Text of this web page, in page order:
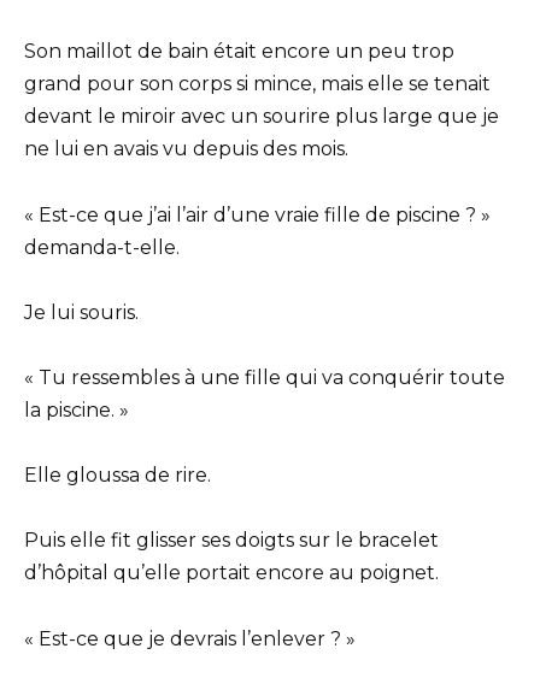
Son maillot de bain était encore un peu trop
grand pour son corps si mince, mais elle se tenait
devant le miroir avec un sourire plus large que je
ne lui en avais vu depuis des mois.
« Est-ce que j’ai l’air d’une vraie fille de piscine ? »
demanda-t-elle.
Je lui souris.
« Tu ressembles à une fille qui va conquérir toute
la piscine. »
Elle gloussa de rire.
Puis elle fit glisser ses doigts sur le bracelet
d’hôpital qu’elle portait encore au poignet.
« Est-ce que je devrais l’enlever ? »